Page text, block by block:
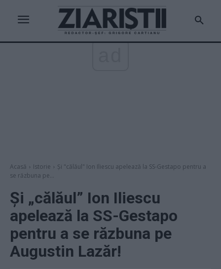
Acasă Istorie
Și "călăul" Ion Iliescu apelează la SS-Gestapo pentru a
se răzbuna pe...
Și „călăul” Ion Iliescu
apelează la SS-Gestapo
pentru a se răzbuna pe
Augustin Lazăr!